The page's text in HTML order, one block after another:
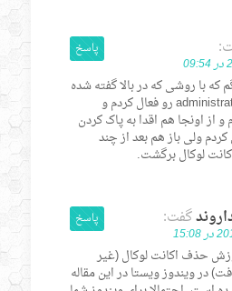
که با روشی که در بالا گفته شده
به اکانت administrator رو فعال کردم و
از اونجا هم اقدا به پاک کردن
کردم ولی باز هم بعد از چند
لوکال برگشت.
پاسخ
گفت:
حذف اکانت لوکال (غیر
در ویندوز ویستا در این مقاله
پاسخ